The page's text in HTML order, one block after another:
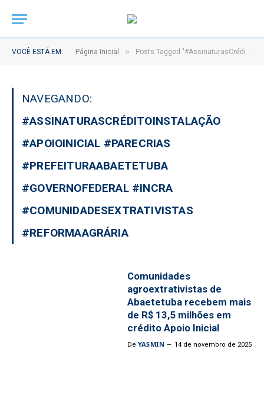
VOCÊ ESTÁ EM: Página Inicial » Posts Tagged "#AssinaturasCréditoInstalação #ApoioInicial #Parecrias #prefeituraAbaetetuba #GovernoFederal #Incra #ComunidadesExtrativistas #ReformaAgrária"
NAVEGANDO:
#ASSINATURASCRÉDITOINSTALAÇÃO
#APOIOINICIAL #PARECRIAS
#PREFEITURAABAETETUBA
#GOVERNOFEDERAL #INCRA
#COMUNIDADESEXTRATIVISTAS
#REFORMAAGRÁRIA
Comunidades
agroextrativistas de
Abaetetuba recebem mais
de R$ 13,5 milhões em
crédito Apoio Inicial
De YASMIN 14 de novembro de 2025